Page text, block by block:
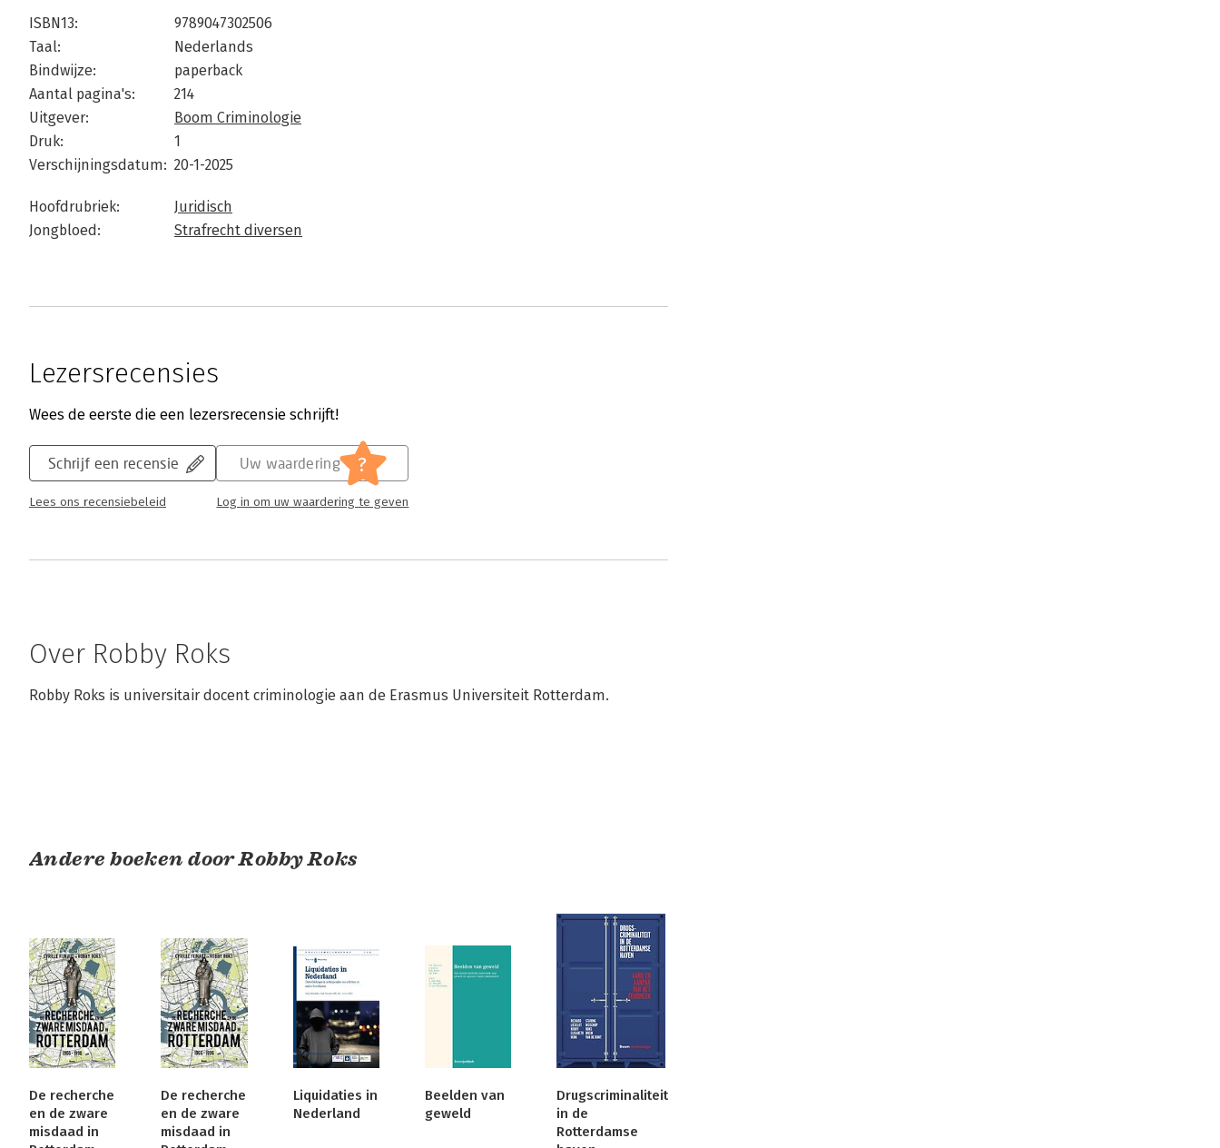
ISBN13:
9789047302506
Taal:
Nederlands
Bindwijze:
paperback
Aantal pagina's:
214
Uitgever:
Boom Criminologie
Druk:
1
Verschijningsdatum: 20-1-2025
Hoofdrubriek:
Juridisch
Jongbloed:
Strafrecht diversen
Lezersrecensies
Wees de eerste die een lezersrecensie schrijft!
Schrijf een recensie
Lees ons recensiebeleid
Uw waardering ?
Log in om uw waardering te geven
Over Robby Roks
Robby Roks is universitair docent criminologie aan de Erasmus Universiteit Rotterdam.
Andere boeken door Robby Roks
De recherche
en de zware
misdaad in
De recherche
en de zware
misdaad in
Liquidaties in
Nederland
Beelden van
geweld
Drugscriminaliteit
in de
Rotterdamse